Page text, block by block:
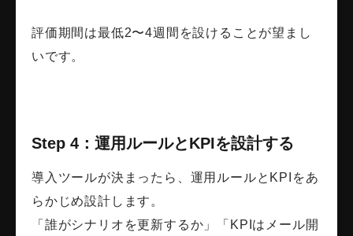
評価期間は最低2〜4週間を設けることが望まし
いです。
Step 4：運用ルールとKPIを設計する
導入ツールが決まったら、運用ルールとKPIをあ
らかじめ設計します。
「誰がシナリオを更新するか」「KPIはメール開